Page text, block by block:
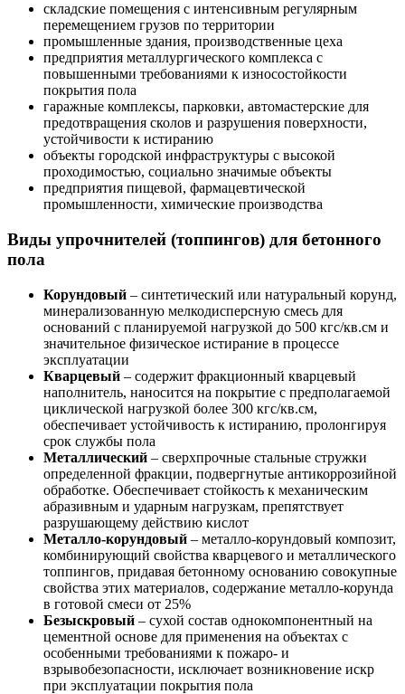
складские помещения с интенсивным регулярным
перемещением грузов по территории
промышленные здания, производственные цеха
предприятия металлургического комплекса с
повышенными требованиями к износостойкости
покрытия пола
гаражные комплексы, парковки, автомастерские для
предотвращения сколов и разрушения поверхности,
устойчивости к истиранию
объекты городской инфраструктуры с высокой
проходимостью, социально значимые объекты
предприятия пищевой, фармацевтической
промышленности, химические производства
Виды упрочнителей (топпингов) для бетонного
пола
Корундовый – синтетический или натуральный корунд,
минерализованную мелкодисперсную смесь для
оснований с планируемой нагрузкой до 500 кгс/кв.см и
значительное физическое истирание в процессе
эксплуатации
Кварцевый – содержит фракционный кварцевый
наполнитель, наносится на покрытие с предполагаемой
циклической нагрузкой более 300 кгс/кв.см,
обеспечивает устойчивость к истиранию, пролонгируя
срок службы пола
Металлический – сверхпрочные стальные стружки
определенной фракции, подвергнутые антикоррозийной
обработке. Обеспечивает стойкость к механическим
абразивным и ударным нагрузкам, препятствует
разрушающему действию кислот
Металло-корундовый – металло-корундовый композит,
комбинирующий свойства кварцевого и металлического
топпингов, придавая бетонному основанию совокупные
свойства этих материалов, содержание металло-корунда
в готовой смеси от 25%
Безыскровый – сухой состав однокомпонентный на
цементной основе для применения на объектах с
особенными требованиями к пожаро- и
взрывобезопасности, исключает возникновение искр
при эксплуатации покрытия пола